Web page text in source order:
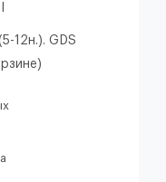
12н.). GDS